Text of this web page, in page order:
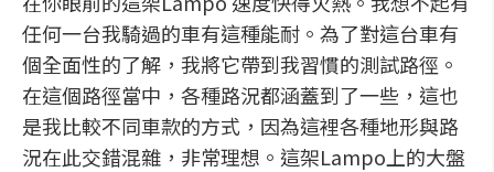
任何一台我騎過的車有這種能耐。為了對這台車有
個全面性的了解，我將它帶到我習慣的測試路徑。
在這個路徑當中，各種路況都涵蓋到了一些，這也
是我比較不同車款的方式，因為這裡各種地形與路
況在此交錯混雜，非常理想。這架Lampo上的大盤